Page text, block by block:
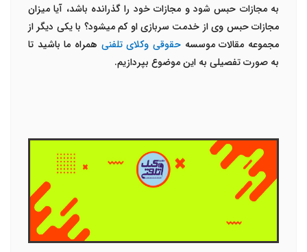
به مجازات حبس شود و مجازات خود را گذرانده باشد، آیا میزان
مجازات حبس وی از خدمت سربازی او کم می­شود؟ با یکی دیگر از
مجموعه مقالات موسسه حقوقی وکلای تلفنی همراه ما باشید تا
به صورت تفصیلی به این موضوع بپردازیم.